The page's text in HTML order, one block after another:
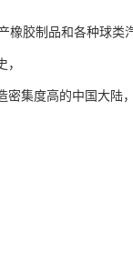
橡胶制品和各种球类
集度高的中国大陆